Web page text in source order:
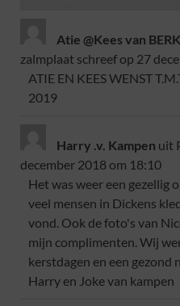
Atie @Kees van
zalmplaat schreef op 27
ATIE EN KEES WENST
2019
Harry .v. Kampen uit
december 2018 om 18:10
Het was weer een gezellig
veel mensen in Dickens
vond. Ook de foto's van
mijn complimenten. Wij
kerstdagen en een gezond
Harry en Joke van kampen